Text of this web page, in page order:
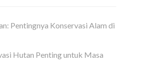
Pentingnya Konservasi Alam di
Hutan Penting untuk Masa